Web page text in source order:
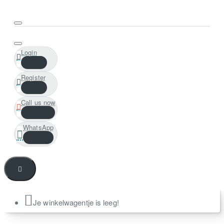
Login
Register
Call us now
WhatsApp
Je winkelwagentje is leeg!